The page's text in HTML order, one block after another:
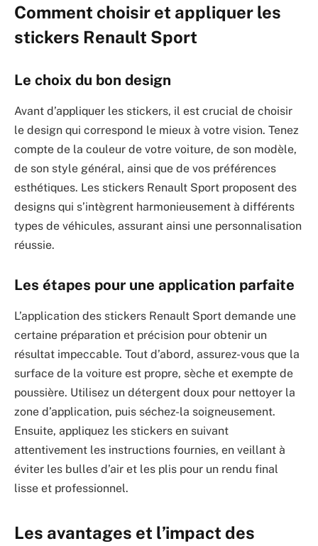
Comment choisir et appliquer les
stickers Renault Sport
Le choix du bon design
Avant d’appliquer les stickers, il est crucial de choisir
le design qui correspond le mieux à votre vision. Tenez
compte de la couleur de votre voiture, de son modèle,
de son style général, ainsi que de vos préférences
esthétiques. Les stickers Renault Sport proposent des
designs qui s’intègrent harmonieusement à différents
types de véhicules, assurant ainsi une personnalisation
réussie.
Les étapes pour une application parfaite
L’application des stickers Renault Sport demande une
certaine préparation et précision pour obtenir un
résultat impeccable. Tout d’abord, assurez-vous que la
surface de la voiture est propre, sèche et exempte de
poussière. Utilisez un détergent doux pour nettoyer la
zone d’application, puis séchez-la soigneusement.
Ensuite, appliquez les stickers en suivant
attentivement les instructions fournies, en veillant à
éviter les bulles d’air et les plis pour un rendu final
lisse et professionnel.
Les avantages et l’impact des